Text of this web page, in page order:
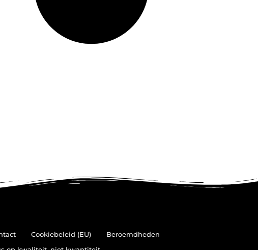
Cookiebeleid (EU)
Beroemdheden